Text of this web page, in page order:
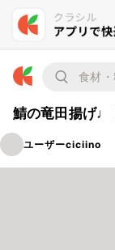
鯖の竜田揚げ♩
ユーザーciciino